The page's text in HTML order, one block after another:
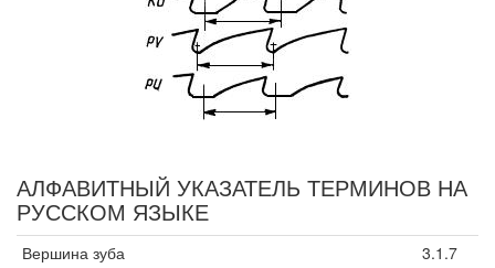
АЛФАВИТНЫЙ УКАЗАТЕЛЬ ТЕРМИНОВ НА
РУССКОМ ЯЗЫКЕ
Вершина зуба 3.1.7